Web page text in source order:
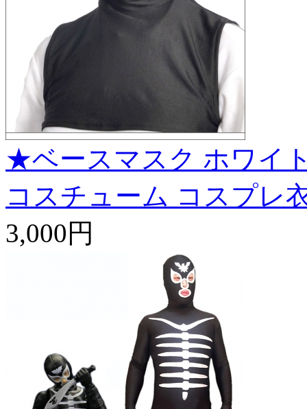
★ベースマスク ホワイ
コスチューム コスプレ
3,000円